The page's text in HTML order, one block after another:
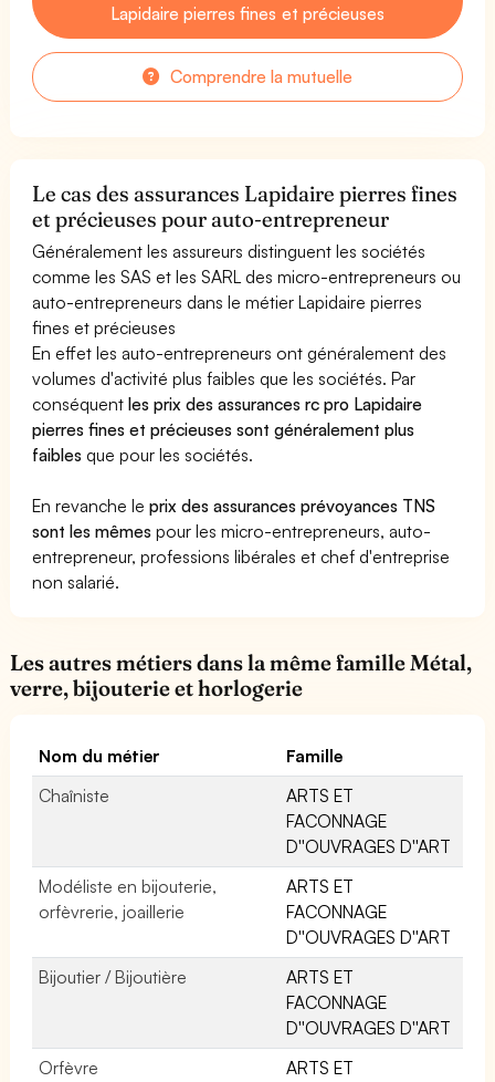
Lapidaire pierres fines et précieuses
Comprendre la mutuelle
Le cas des assurances Lapidaire pierres fines
et précieuses pour auto-entrepreneur
Généralement les assureurs distinguent les sociétés
comme les SAS et les SARL des micro-entrepreneurs ou
auto-entrepreneurs dans le métier Lapidaire pierres
fines et précieuses
En effet les auto-entrepreneurs ont généralement des
volumes d'activité plus faibles que les sociétés. Par
conséquentles prix des assurances rc pro Lapidaire
pierres fines et précieuses sont généralement plus
faibles que pour les sociétés.
En revanche leprix des assurances prévoyances TNS
sont les mêmes pour les micro-entrepreneurs, auto-
entrepreneur, professions libérales et chef d'entreprise
non salarié.
Les autres métiers dans la même famille Métal,
verre, bijouterie et horlogerie
Nom du métier
Famille
Chaîniste
ARTS ET
FACONNAGE
D''OUVRAGES D''ART
Modéliste en bijouterie,
orfèvrerie, joaillerie
ARTS ET
FACONNAGE
D''OUVRAGES D''ART
Bijoutier / Bijoutière
ARTS ET
FACONNAGE
D''OUVRAGES D''ART
Orfèvre
ARTS ET